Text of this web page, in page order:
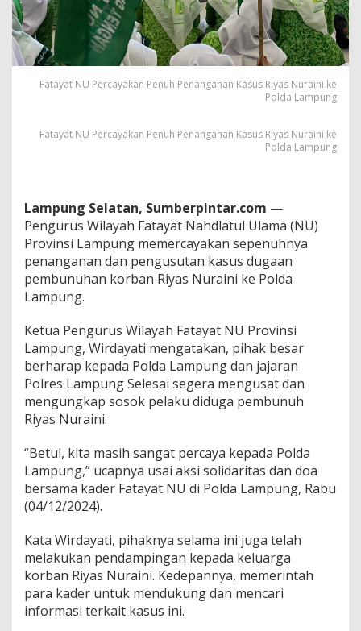
h
P
e
n
n
n
s
u
s
R
i
y
u
r
a
i
n
i
P
o
l
d
a
m
u
n
Fatayat NU Percayakan Penuh Penanganan Kasus Riyas Nuraini ke
Polda Lampung
Fatayat NU Percayakan Penuh Penanganan Kasus Riyas Nuraini ke
Polda Lampung
Lampung Selatan, Sumberpintar.com —
Pengurus Wilayah Fatayat Nahdlatul Ulama (NU)
Provinsi Lampung memercayakan sepenuhnya
penanganan dan pengusutan kasus dugaan
pembunuhan korban Riyas Nuraini ke Polda
Lampung.
Ketua Pengurus Wilayah Fatayat NU Provinsi
Lampung, Wirdayati mengatakan, pihak besar
berharap kepada Polda Lampung dan jajaran
Polres Lampung Selesai segera mengusat dan
mengungkap sosok pelaku diduga pembunuh
Riyas Nuraini.
“Betul, kita masih sangat percaya kepada Polda
Lampung,” ucapnya usai aksi solidaritas dan doa
bersama kader Fatayat NU di Polda Lampung, Rabu
(04/12/2024).
Kata Wirdayati, pihaknya selama ini juga telah
melakukan pendampingan kepada keluarga
korban Riyas Nuraini. Kedepannya, memerintah
para kader untuk mendukung dan mencari
informasi terkait kasus ini.